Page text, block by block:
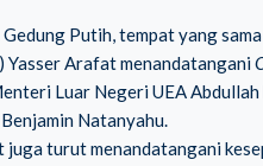
Putih, tempat yang
Yasser Arafat menandatangani
Luar Negeri UEA
Natanyahu.
juga turut menandatangani